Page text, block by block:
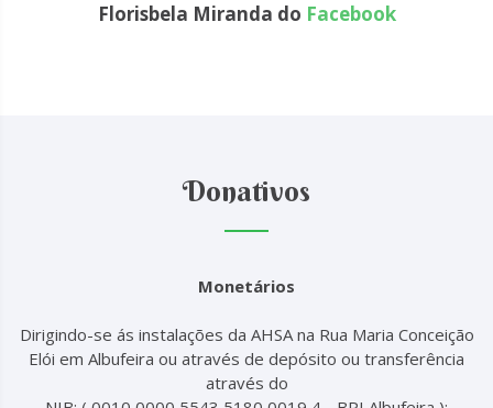
Florisbela Miranda do Facebook
Donativos
Monetários
Dirigindo-se ás instalações da AHSA na Rua Maria Conceição
Elói em Albufeira ou através de depósito ou transferência
através do